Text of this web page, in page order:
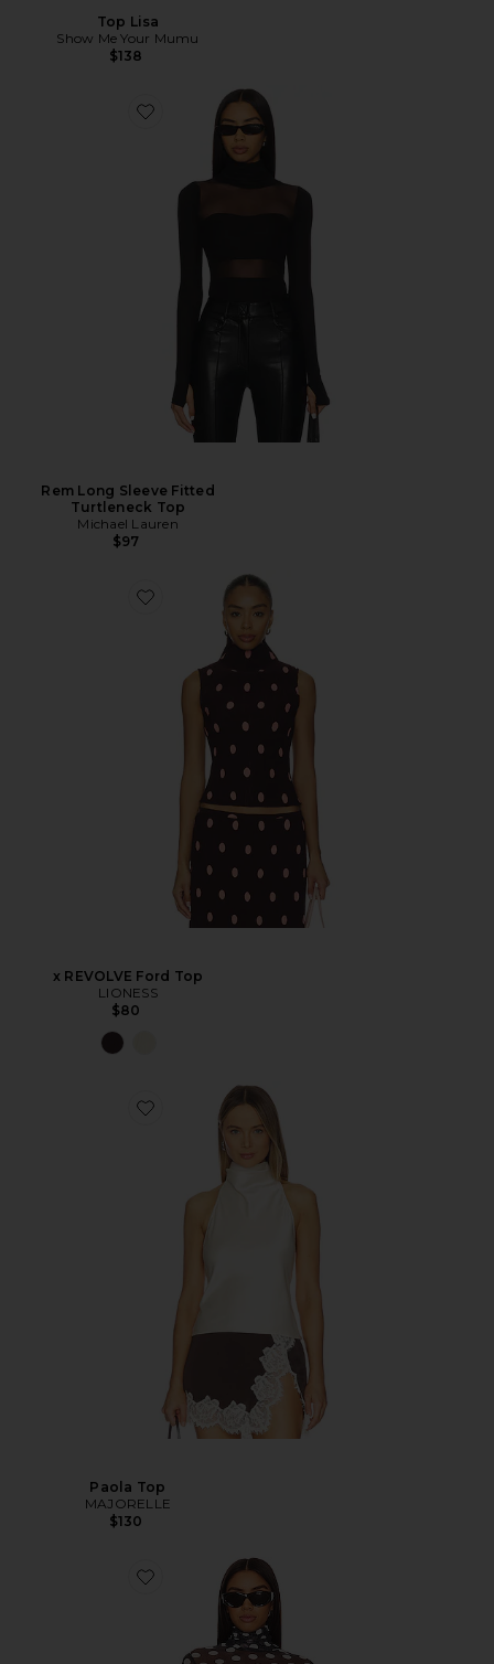
Top Lisa
Show Me Your Mumu
$138
Rem Long Sleeve Fitted
Turtleneck Top
Michael Lauren
$97
x REVOLVE Ford Top
LIONESS
$80
Paola Top
MAJORELLE
$130